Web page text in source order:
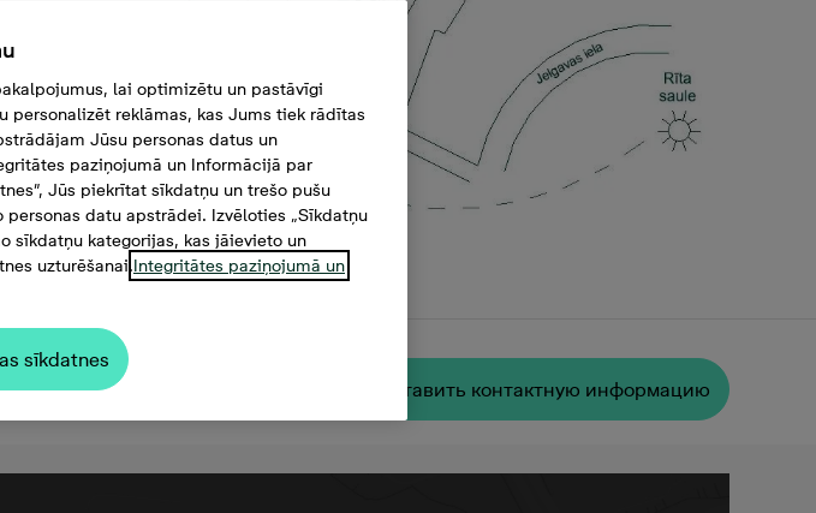
62,6 м² Oставить контактную информацию
lai optimizētu un pastāvīgi
personalizēt reklāmas, kas Jums tiek rādītas
Jūsu personas datus un
paziņojumā un Informācijā par
Jūs piekrītat sīkdatņu un trešo pušu
datu apstrādei. Izvēloties „Sīkdatņu
sīkdatņu kategorijas, kas jāievieto un
uzturēšanai.Integritātes paziņojumā un
sīkdatnes